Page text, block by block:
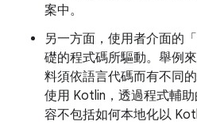
案中。
另一方面，使用者介面的「
礎的程式碼所驅動。舉例
料須依語言代碼而有不同
使用 Kotlin，透過程式輔
容不包括如何本地化以